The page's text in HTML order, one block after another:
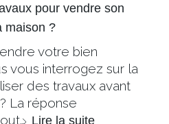
pour vendre son
maison ?
votre bien
vous interrogez sur la
des travaux avant
La réponse
Lire la suite